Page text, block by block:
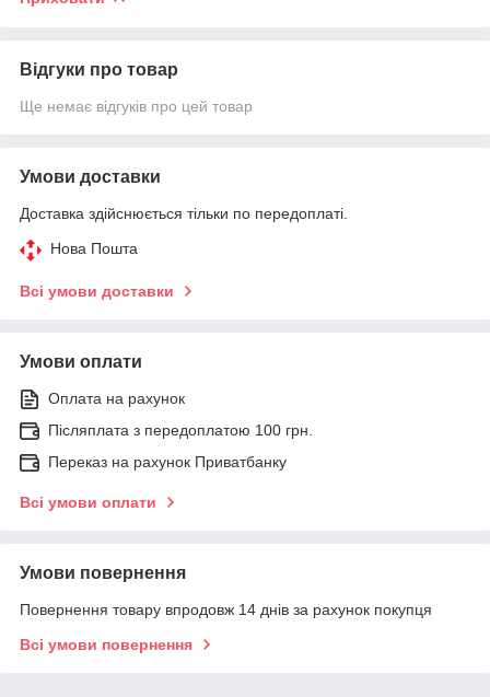
Відгуки про товар
Ще немає відгуків про цей товар
Умови доставки
Доставка здійснюється тільки по передоплаті.
Нова Пошта
Всі умови доставки
Умови оплати
Оплата на рахунок
Післяплата з передоплатою 100 грн.
Переказ на рахунок Приватбанку
Всі умови оплати
Умови повернення
Повернення товару впродовж 14 днів за рахунок покупця
Всі умови повернення